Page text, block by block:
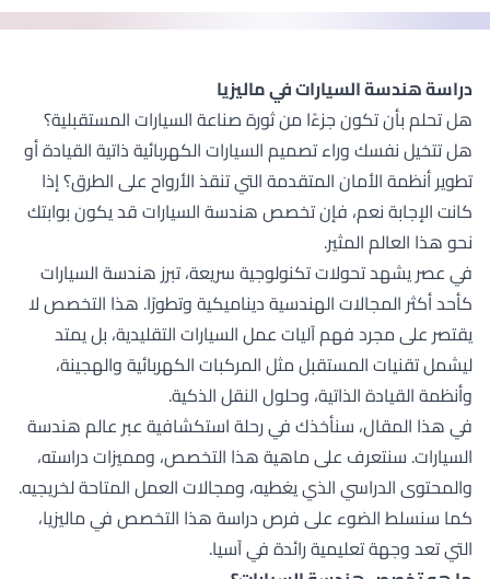
دراسة هندسة السيارات في ماليزيا
هل تحلم بأن تكون جزءًا من ثورة صناعة السيارات المستقبلية؟
هل تتخيل نفسك وراء تصميم السيارات الكهربائية ذاتية القيادة أو
تطوير أنظمة الأمان المتقدمة التي تنقذ الأرواح على الطرق؟ إذا
كانت الإجابة نعم، فإن تخصص هندسة السيارات قد يكون بوابتك
نحو هذا العالم المثير.
في عصر يشهد تحولات تكنولوجية سريعة، تبرز هندسة السيارات
كأحد أكثر المجالات الهندسية ديناميكية وتطورًا. هذا التخصص لا
يقتصر على مجرد فهم آليات عمل السيارات التقليدية، بل يمتد
ليشمل تقنيات المستقبل مثل المركبات الكهربائية والهجينة،
وأنظمة القيادة الذاتية، وحلول النقل الذكية.
في هذا المقال، سنأخذك في رحلة استكشافية عبر عالم هندسة
السيارات. سنتعرف على ماهية هذا التخصص، ومميزات دراسته،
والمحتوى الدراسي الذي يغطيه، ومجالات العمل المتاحة لخريجيه.
كما سنسلط الضوء على فرص دراسة هذا التخصص في ماليزيا،
التي تعد وجهة تعليمية رائدة في آسيا.